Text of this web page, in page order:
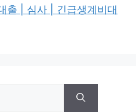
출 | 심사 | 긴급생계비대